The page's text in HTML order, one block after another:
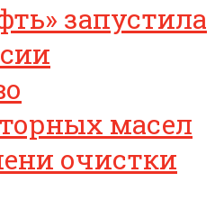
запустила
масел
очистки